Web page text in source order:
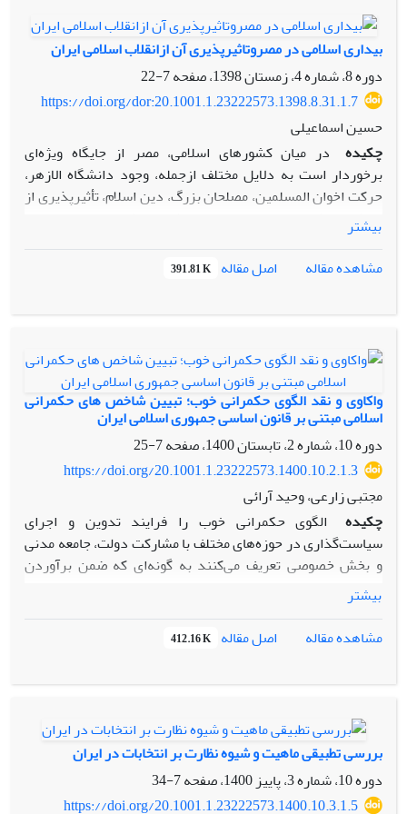
رعایت احکام شرعی می­گردد، قابل مطالعه است. و روش تحقیق در
این مقاله توصیفی – تحلیلی است.
تناسب به طور خاص در ساختار مجلس خبرگان و برخی تفاسیر غیر
قاعده مند و بعضاً احساسی و شخصی از ولایت فقیه احصا شده
است.
بیداری اسلامی در مصروتاثیرپذیری آن ازانقلاب اسلامی ایران
دوره 8، شماره 4، زمستان 1398، صفحه
7-22
https://doi.org/dor:20.1001.1.23222573.1398.8.31.1.7
حسین اسماعیلی
چکیده در میان کشورهای اسلامی، مصر از جایگاه ویژه‌‌ای
برخوردار است به دلایل مختلف ازجمله، وجود دانشگاه الازهر،
حرکت اخوان المسلمین، مصلحان بزرگ، دین اسلام، تأثیرپذیری از
انقلاب اسلامی ایران در ماهیت اسلامی انقلاب مصر با توجه به
پیشینه بلندی که در اسلام‌گرایی دارد نمی‌‌توان تشکیک کرد.
مصر پیشتاز حرکت‌‌های اسلام‌گرایانه در جهان اسلام است و تبلور
آن اخوان المسلمین است. به همین سبب مقابله باجنبش اخوان
پژوهش به تأثیر انقلاب اسلامی ایران در مصربربیداری اسلامی
مصر،و شخصیت‌‌های تأثیرگذار بر بیداری اسلامی در آن کشور و
خواسته‌‌ای مردم مصر در بیداری اسلامی پرداخته شده این
پژوهش تحلیلی وکتابخانه‌ای است.
بیشتر
مشاهده مقاله
اصل مقاله 391.81 K
واکاوی و نقد الگوی حکمرانی خوب؛ تبیین شاخص های حکمرانی
اسلامی مبتنی بر قانون اساسی جمهوری اسلامی ایران
دوره 10، شماره 2، تابستان 1400، صفحه
7-25
https://doi.org/20.1001.1.23222573.1400.10.2.1.3
مجتبی زارعی، وحید آرائی
چکیده
الگوی حکمرانی خوب را فرایند تدوین و اجرای
سیاست‌گذاری در حوزه‌های مختلف با مشارکت دولت، جامعه مدنی
و بخش خصوصی تعریف می‌کنند به گونه‌ای که ضمن برآوردن
نیازهای اساسی جامعه، به تحقق عدالت و امنیت و توسعه پایدار
منابع انسانی و محیط زیست منجر گردد. این مقاله با استفاده از
روش توصیفی- تحلیلی ضمن واکاوی الگوی حکمرانی خوب مبتنی
بر شاخص‌های بانک جهانی و نقد آن، به دنبال این پرسش اصلی
است؟ یافته‌های تحقیق نشان می‌دهد الگوی حکمرانی خوب ‌مبتنی
‌بر ‌اصول ‌لیبرال ‌و ‌برخاسته ‌از ‌جوامع ‌توسعه‌یافته ‌و ‌بیانگر ‌گرایش
‌سیاسی ‌یا ‌ایدئولوژیکی ‌خاصی ‌است ‌که بکارگیری ‌آن ‌در جوامع
‌دیگر ‌به ‌شکل ‌برون‌زا و تحمیلی و بدون ‌توجه ‌به ‌ساختارهای
‌اجتماعی، نظام اقتصادی، ‌ارزش‌ها ‌و ‌فرهنگ ‌بومی ‌مطلوب ‌نخواهد
بیشتر
مشاهده مقاله
اصل مقاله 412.16 K
بررسی تطبیقی ماهیت و شیوه نظارت بر انتخابات در ایران
دوره 10، شماره 3، پاییز 1400، صفحه
7-34
https://doi.org/20.1001.1.23222573.1400.10.3.1.5